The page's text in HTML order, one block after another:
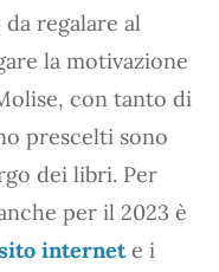
regalare al
la motivazione
con tanto di
prescelti sono
dei libri. Per
per il 2023 è
internete i